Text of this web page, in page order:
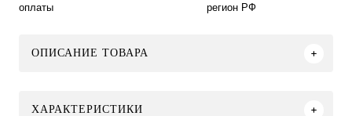
оплаты
регион РФ
ОПИСАНИЕ ТОВАРА
ХАРАКТЕРИСТИКИ